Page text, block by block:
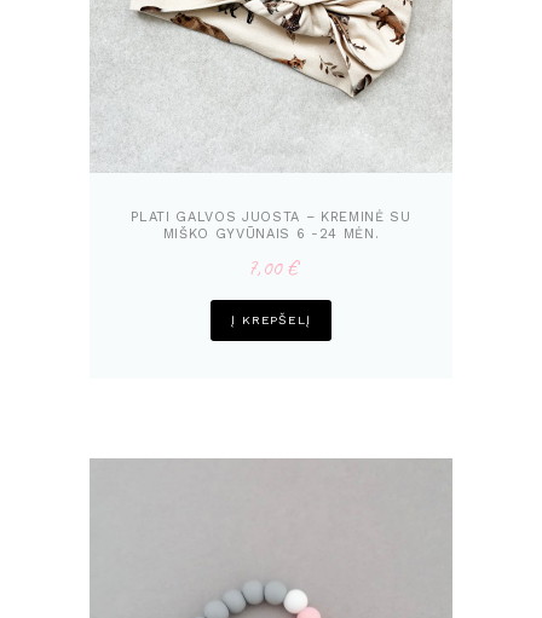
PLATI GALVOS JUOSTA – KREMINĖ SU
MIŠKO GYVŪNAIS 6 -24 MĖN.
7,00€
Į KREPŠELĮ